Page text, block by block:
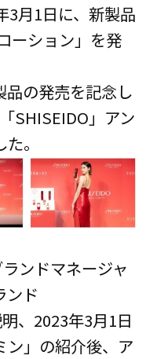
3月1日に、新製品
ーション」を発
品の発売を記念し
SHISEIDO」アン
。
ンドマネージャ
ンド
、2023年3月1日
ン」の紹介後、ア